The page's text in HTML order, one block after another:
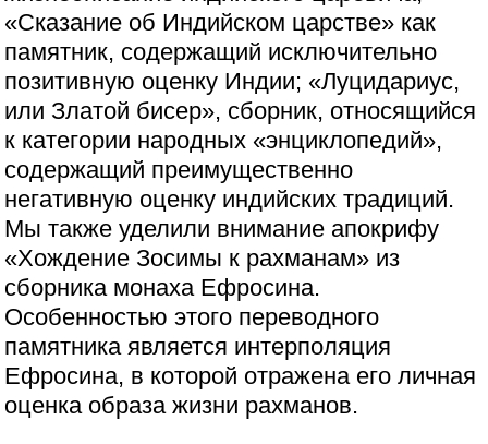
«Сказание об Индийском царстве» как
памятник, содержащий исключительно
позитивную оценку Индии; «Луцидариус,
или Златой бисер», сборник, относящийся
к категории народных «энциклопедий»,
содержащий преимущественно
негативную оценку индийских традиций.
Мы также уделили внимание апокрифу
«Хождение Зосимы к рахманам» из
сборника монаха Ефросина.
Особенностью этого переводного
памятника является интерполяция
Ефросина, в которой отражена его личная
оценка образа жизни рахманов.